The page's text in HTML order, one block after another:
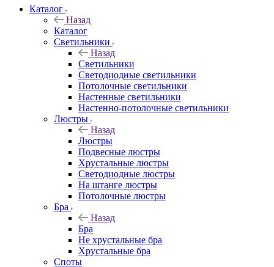
Каталог
Назад
Каталог
Светильники
Назад
Светильники
Светодиодные светильники
Потолочные светильники
Настенные светильники
Настенно-потолочные светильники
Люстры
Назад
Люстры
Подвесные люстры
Хрустальные люстры
Светодиодные люстры
На штанге люстры
Потолочные люстры
Бра
Назад
Бра
Не хрустальные бра
Хрустальные бра
Споты